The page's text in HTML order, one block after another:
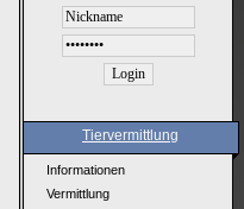
Tiervermittlung
Informationen
Vermittlung